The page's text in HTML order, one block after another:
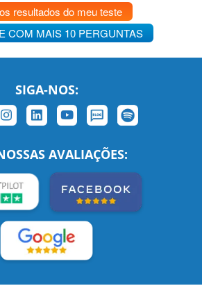
resultados do meu teste
COM MAIS 10 PERGUNTAS
SIGA-NOS:
AVALIAÇÕES: